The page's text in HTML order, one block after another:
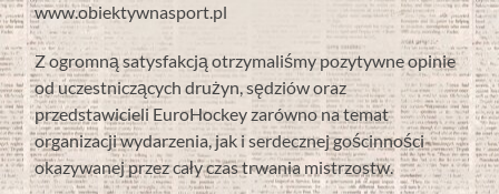
www.obiektywnasport.pl
Z ogromną satysfakcją otrzymaliśmy pozytywne opinie
od uczestniczących drużyn, sędziów oraz
przedstawicieli EuroHockey zarówno na temat
organizacji wydarzenia, jak i serdecznej gościnności
okazywanej przez cały czas trwania mistrzostw.